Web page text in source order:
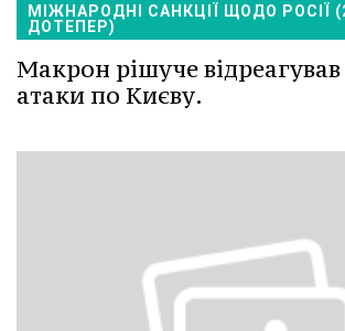
МІЖНАРОДНІ САНКЦІЇ ЩОДО РОСІЇ
ДОТЕПЕР)
Макрон рішуче відреагував
атаки по Києву.